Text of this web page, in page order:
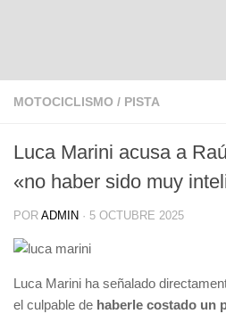
MOTOCICLISMO / PISTA
Luca Marini acusa a
«no haber sido muy
POR ADMIN · 5 OCTUBRE 2025
Luca Marini ha señalado
el culpable de haberle costado un